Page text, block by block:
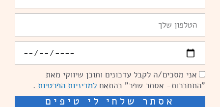
הסכמהאני מסכים/ה לקבל עדכונים ותוכן שיווקי מאת
"התחברות- אסתר שפר" בהתאם למדיניות הפרטיות .
אסתר שלחי לי טיפים